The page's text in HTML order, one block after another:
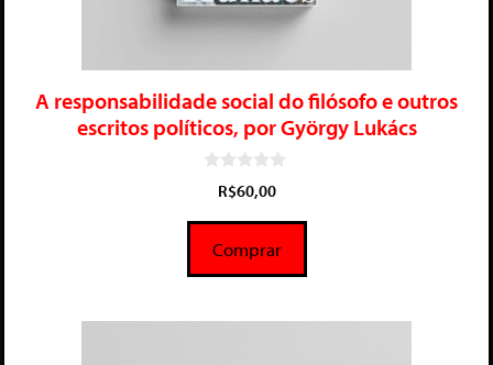
A responsabilidade social do filósofo e outros
escritos políticos, por György Lukács
5
R$60,00
Comprar